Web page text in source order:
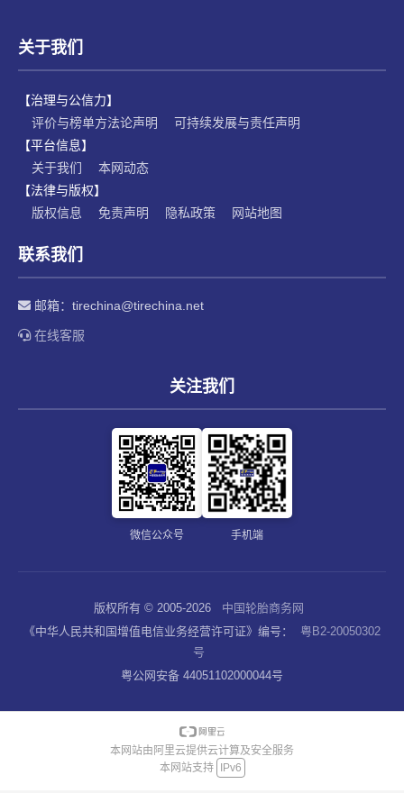
关于我们
【治理与公信力】
评价与榜单方法论声明
可持续发展与责任声明
【平台信息】
关于我们
本网动态
【法律与版权】
版权信息
免责声明 隐私政策 网站地图
联系我们
邮箱： tirechina@tirechina.net
在线客服
关注我们
微信公众号 手机端
版权所有 © 2005-2026
中国轮胎商务网
《中华人民共和国增值电信业务经营许可证》编号：
粤B2-20050302
号
粤公网安备 44051102000044号
本网站由阿里云提供云计算及安全服务
本网站支持 IPv6